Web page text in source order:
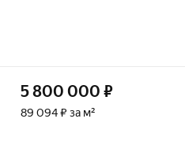
5 800 000 ₽
89 094 ₽ за м²